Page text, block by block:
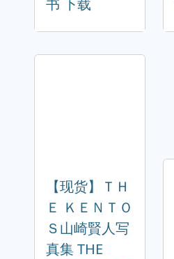
书 下载
【现货】ＴＨ
Ｅ ＫＥＮＴＯ
Ｓ山崎賢人写
真集 THE